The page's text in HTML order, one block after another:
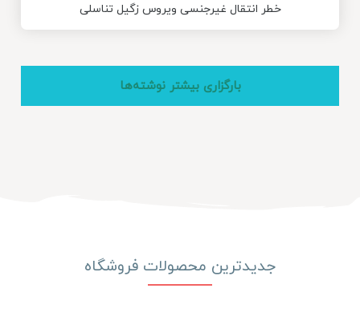
خطر انتقال غیرجنسی ویروس زگیل تناسلی
بارگزاری بیشتر نوشته‌ها
جدیدترین محصولات فروشگاه